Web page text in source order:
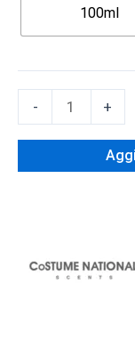
100ml
-
INTENSE
Eau
+